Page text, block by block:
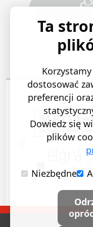
POPRZEDNI SLAJD
Ta
dostosować
preferencji
Dowiedz się
plików
Niezbędne